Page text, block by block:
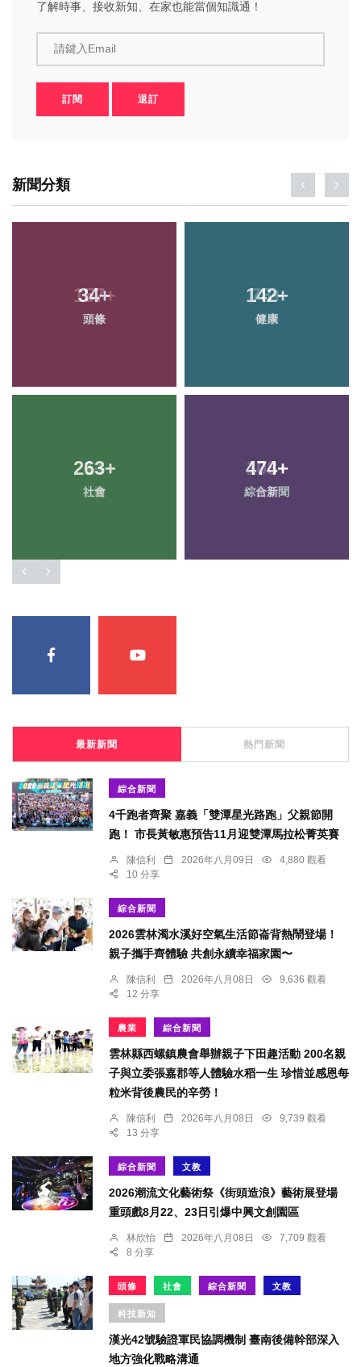
了解時事、接收新知、在家也能當個知識通！
請鍵入Email
訂閱 退訂
新聞分類
34+
頭條
142+
健康
263+
社會
474+
綜合新聞
最新新聞 熱門新聞
綜合新聞
4千跑者齊聚 嘉義「雙潭星光路跑」父親節開
跑！ 市長黃敏惠預告11月迎雙潭馬拉松菁英賽
陳信利 2026年八月09日
4,880 觀看
10 分享
綜合新聞
2026雲林濁水溪好空氣生活節崙背熱鬧登場！
親子攜手齊體驗 共創永續幸福家園〜
陳信利 2026年八月08日
9,636 觀看
12 分享
農業 綜合新聞
雲林縣西螺鎮農會舉辦親子下田趣活動 200名親
子與立委張嘉郡等人體驗水稻一生 珍惜並感恩每
粒米背後農民的辛勞！
陳信利 2026年八月08日
9,739 觀看
13 分享
綜合新聞 文教
2026潮流文化藝術祭《街頭造浪》藝術展登場
重頭戲8月22、23日引爆中興文創園區
林欣怡 2026年八月08日
7,709 觀看
8 分享
頭條 社會 綜合新聞 文教
科技新知
漢光42號驗證軍民協調機制 臺南後備幹部深入
地方強化戰略溝通